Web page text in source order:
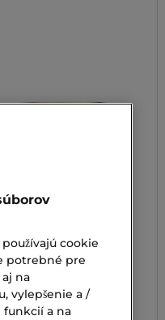
GOLD SKIN
MICRO-
a
púder
€
cookie
potrebné pre
na
vylepšenie a /
funkcií a na